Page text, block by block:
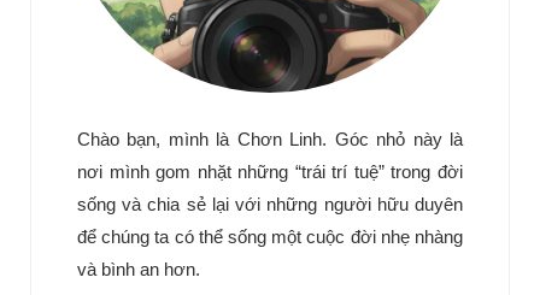
Chào bạn, mình là Chơn Linh. Góc nhỏ này là
nơi mình gom nhặt những “trái trí tuệ” trong đời
sống và chia sẻ lại với những người hữu duyên
để chúng ta có thể sống một cuộc đời nhẹ nhàng
và bình an hơn.